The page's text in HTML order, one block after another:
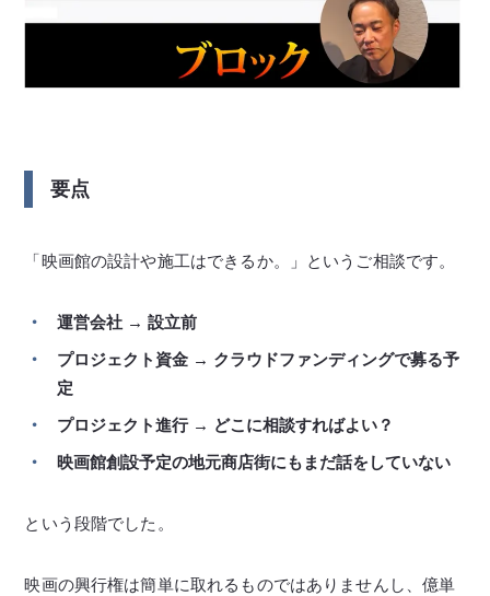
要点
「映画館の設計や施工はできるか。」というご相談です。
運営会社 → 設立前
プロジェクト資金 → クラウドファンディングで募る予
定
プロジェクト進行 → どこに相談すればよい？
映画館創設予定の地元商店街にもまだ話をしていない
という段階でした。
映画の興行権は簡単に取れるものではありませんし、億単